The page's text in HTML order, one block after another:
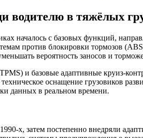
водителю в тяжёлых
началось с базовых функций,
против блокировки тормозов
вероятность заносов и
и базовые адаптивные круиз-
оснащение грузовиков
данных в реальном времени.
х, затем постепенно внедряли